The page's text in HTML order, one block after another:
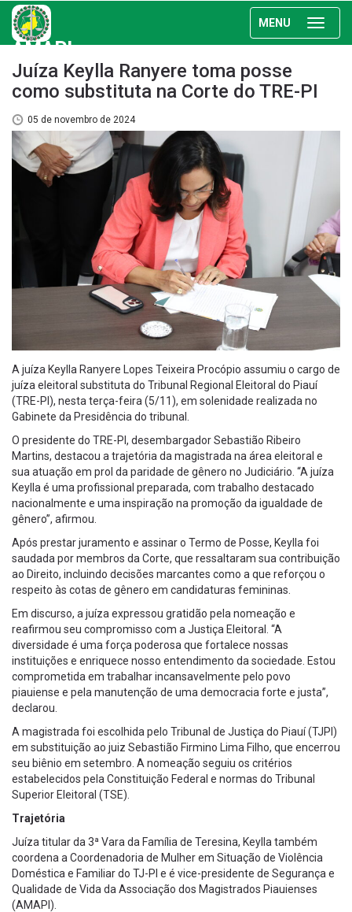
MENU
AMAPI
Juíza Keylla Ranyere toma posse
como substituta na Corte do TRE-PI
05 de novembro de 2024
A juíza Keylla Ranyere Lopes Teixeira Procópio assumiu o cargo de
juíza eleitoral substituta do Tribunal Regional Eleitoral do Piauí
(TRE-PI), nesta terça-feira (5/11), em solenidade realizada no
Gabinete da Presidência do tribunal.
O presidente do TRE-PI, desembargador Sebastião Ribeiro
Martins, destacou a trajetória da magistrada na área eleitoral e
sua atuação em prol da paridade de gênero no Judiciário. “A juíza
Keylla é uma profissional preparada, com trabalho destacado
nacionalmente e uma inspiração na promoção da igualdade de
gênero”, afirmou.
Após prestar juramento e assinar o Termo de Posse, Keylla foi
saudada por membros da Corte, que ressaltaram sua contribuição
ao Direito, incluindo decisões marcantes como a que reforçou o
respeito às cotas de gênero em candidaturas femininas.
Em discurso, a juíza expressou gratidão pela nomeação e
reafirmou seu compromisso com a Justiça Eleitoral. “A
diversidade é uma força poderosa que fortalece nossas
instituições e enriquece nosso entendimento da sociedade. Estou
comprometida em trabalhar incansavelmente pelo povo
piauiense e pela manutenção de uma democracia forte e justa”,
declarou.
A magistrada foi escolhida pelo Tribunal de Justiça do Piauí (TJPI)
em substituição ao juiz Sebastião Firmino Lima Filho, que encerrou
seu biênio em setembro. A nomeação seguiu os critérios
estabelecidos pela Constituição Federal e normas do Tribunal
Superior Eleitoral (TSE).
Trajetória
Juíza titular da 3ª Vara da Família de Teresina, Keylla também
coordena a Coordenadoria de Mulher em Situação de Violência
Doméstica e Familiar do TJ-PI e é vice-presidente de Segurança e
Qualidade de Vida da Associação dos Magistrados Piauienses
(AMAPI).